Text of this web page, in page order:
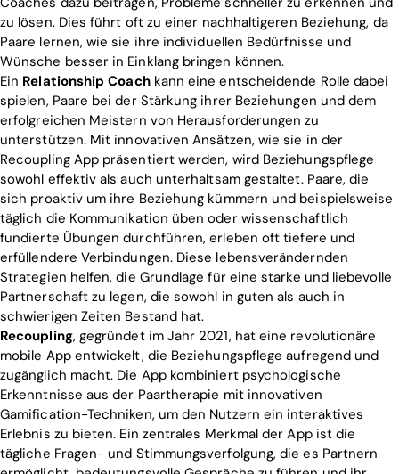
zu lösen. Dies führt oft zu einer nachhaltigeren Beziehung, da
Paare lernen, wie sie ihre individuellen Bedürfnisse und
Wünsche besser in Einklang bringen können.
Ein Relationship Coachkann eine entscheidende Rolle dabei
spielen, Paare bei der Stärkung ihrer Beziehungen und dem
erfolgreichen Meistern von Herausforderungen zu
unterstützen. Mit innovativen Ansätzen, wie sie in der
Recoupling App präsentiert werden, wird Beziehungspflege
sowohl effektiv als auch unterhaltsam gestaltet. Paare, die
sich proaktiv um ihre Beziehung kümmern und beispielsweise
täglich die Kommunikation üben oder wissenschaftlich
fundierte Übungen durchführen, erleben oft tiefere und
erfüllendere Verbindungen. Diese lebensverändernden
Strategien helfen, die Grundlage für eine starke und liebevolle
Partnerschaft zu legen, die sowohl in guten als auch in
schwierigen Zeiten Bestand hat.
Recoupling, gegründet im Jahr 2021, hat eine revolutionäre
mobile App entwickelt, die Beziehungspflege aufregend und
zugänglich macht. Die App kombiniert psychologische
Erkenntnisse aus der Paartherapie mit innovativen
Gamification-Techniken, um den Nutzern ein interaktives
Erlebnis zu bieten. Ein zentrales Merkmal der App ist die
tägliche Fragen- und Stimmungsverfolgung, die es Partnern